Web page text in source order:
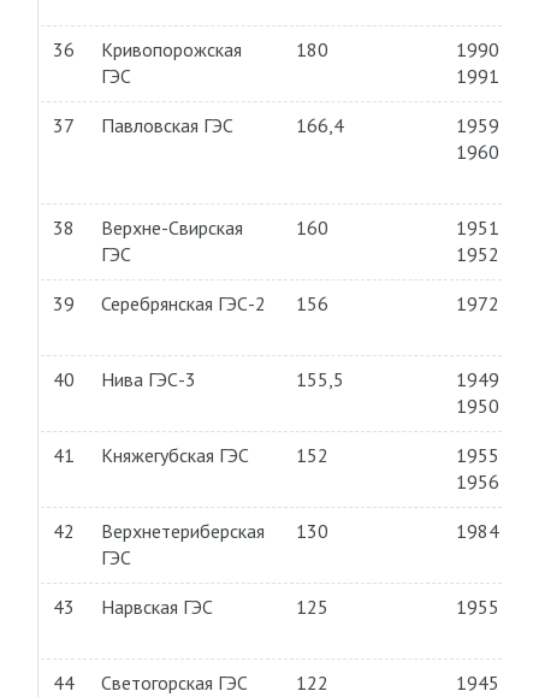
36
Кривопорожская
ГЭС
180
1990—
1991
37 Павловская ГЭС 166,4
1959—
1960
38
Верхне-Свирская
ГЭС
160
1951—
1952
39 Серебрянская ГЭС-2 156 1972
40 Нива ГЭС-3 155,5
1949—
1950
41 Княжегубская ГЭС 152
1955—
1956
42
Верхнетериберская
ГЭС
130 1984
43 Нарвская ГЭС 125 1955
44 Светогорская ГЭС 122 1945—